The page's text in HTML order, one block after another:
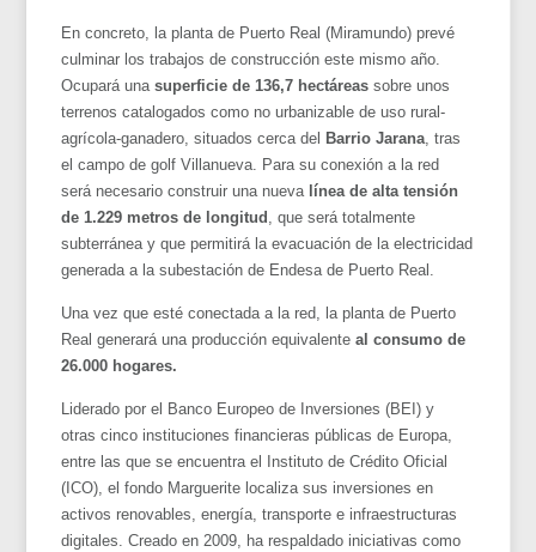
En concreto, la planta de Puerto Real (Miramundo)prevé
culminar los trabajos de construcción este mismo año.
Ocupará una superficie de 136,7 hectáreas sobre unos
terrenos catalogados como no urbanizable de uso rural-
agrícola-ganadero, situados cerca del Barrio Jarana , tras
el campo de golf Villanueva. Para su conexión a la red
será necesario construir una nueva línea de alta tensión
de 1.229 metros de longitud , que será totalmente
subterránea y que permitirá la evacuación de la electricidad
generada a la subestación de Endesa de Puerto Real.
Una vez que esté conectada a la red, la planta de Puerto
Real generará una producción equivalenteal consumo de
26.000 hogares.
Liderado por el Banco Europeo de Inversiones (BEI) y
otras cinco instituciones financieras públicas de Europa,
entre las que se encuentra el Instituto de Crédito Oficial
(ICO), el fondo Marguerite localiza sus inversiones en
activos renovables, energía, transporte e infraestructuras
digitales. Creado en 2009, ha respaldado iniciativas como